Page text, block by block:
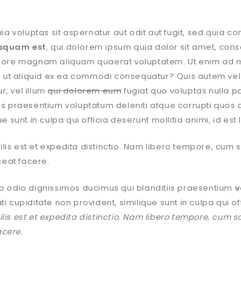
voluptas sit aspernatur aut odit aut fugit, sed quia
est, qui dolorem ipsum quia dolor sit amet,
magnam aliquam quaerat voluptatem. Ut enim ad
aliquid ex ea commodi consequatur? Quis autem
vel illumqui dolorem eumfugiat quo voluptas nulla
praesentium voluptatum deleniti atque corrupti
sunt in culpa qui officia deserunt mollitia animi, id
est et expedita distinctio. Nam libero tempore,
facere.
odio dignissimos ducimus qui blanditiis praesentium
cupiditate non provident, similique sunt in culpa qui
est et expedita distinctio. Nam libero tempore, cum